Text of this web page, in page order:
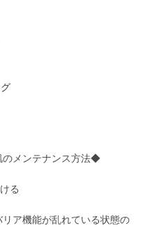
メンテナンス方法◆
る
ア機能が乱れている状態の